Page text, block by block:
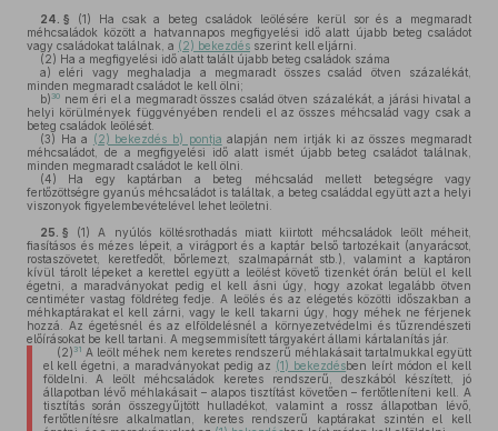
24. § (1) Ha csak a beteg családok leölésére kerül sor és a megmaradt
méhcsaládok között a hatvannapos megfigyelési idő alatt újabb beteg családot
vagy családokat találnak, a (2) bekezdés szerint kell eljárni.
(2) Ha a megfigyelési idő alatt talált újabb beteg családok száma
a) eléri vagy meghaladja a megmaradt összes család ötven százalékát,
minden megmaradt családot le kell ölni;
b) 30 nem éri el a megmaradt összes család ötven százalékát, a járási hivatal a
helyi körülmények függvényében rendeli el az összes méhcsalád vagy csak a
beteg családok leölését.
(3) Ha a (2) bekezdés b) pontja alapján nem irtják ki az összes megmaradt
méhcsaládot, de a megfigyelési idő alatt ismét újabb beteg családot találnak,
minden megmaradt családot le kell ölni.
(4) Ha egy kaptárban a beteg méhcsalád mellett betegségre vagy
fertőzöttségre gyanús méhcsaládot is találtak, a beteg családdal együtt azt a helyi
viszonyok figyelembevételével lehet leöletni.
25. § (1)
A nyúlós költésrothadás miatt kiirtott méhcsaládok leölt méheit,
fiasításos és mézes lépeit, a virágport és a kaptár belső tartozékait (anyarácsot,
rostaszövetet, keretfedőt, bőrlemezt, szalmapárnát stb.), valamint a kaptáron
kívül tárolt lépeket a kerettel együtt a leölést követő tizenkét órán belül el kell
égetni, a maradványokat pedig el kell ásni úgy, hogy azokat legalább ötven
centiméter vastag földréteg fedje. A leölés és az elégetés közötti időszakban a
méhkaptárakat el kell zárni, vagy le kell takarni úgy, hogy méhek ne férjenek
hozzá. Az égetésnél és az elföldelésnél a környezetvédelmi és tűzrendészeti
előírásokat be kell tartani. A megsemmisített tárgyakért állami kártalanítás jár.
(2) 31 A leölt méhek nem keretes rendszerű méhlakásait tartalmukkal együtt
el kell égetni, a maradványokat pedig az (1) bekezdésben leírt módon el kell
földelni. A leölt méhcsaládok keretes rendszerű, deszkából készített, jó
állapotban lévő méhlakásait – alapos tisztítást követően – fertőtleníteni kell. A
tisztítás során összegyűjtött hulladékot, valamint a rossz állapotban lévő,
fertőtlenítésre alkalmatlan, keretes rendszerű kaptárakat szintén el kell